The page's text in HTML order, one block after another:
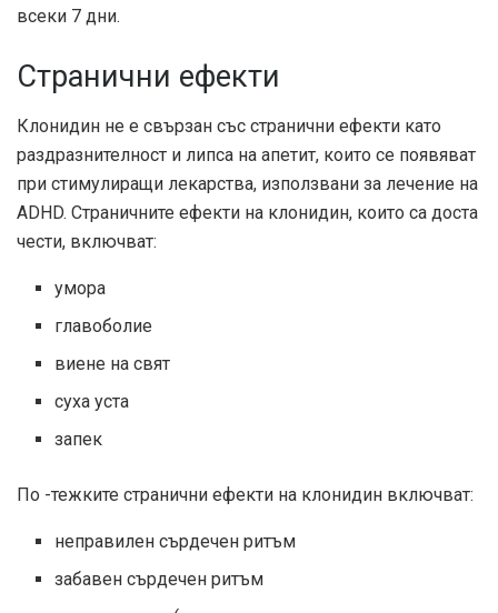
всеки 7 дни.
Странични ефекти
Клонидин не е свързан със странични ефекти като
раздразнителност и липса на апетит, които се появяват
при стимулиращи лекарства, използвани за лечение на
ADHD. Страничните ефекти на клонидин, които са доста
чести, включват:
умора
главоболие
виене на свят
суха уста
запек
По -тежките странични ефекти на клонидин включват:
неправилен сърдечен ритъм
забавен сърдечен ритъм